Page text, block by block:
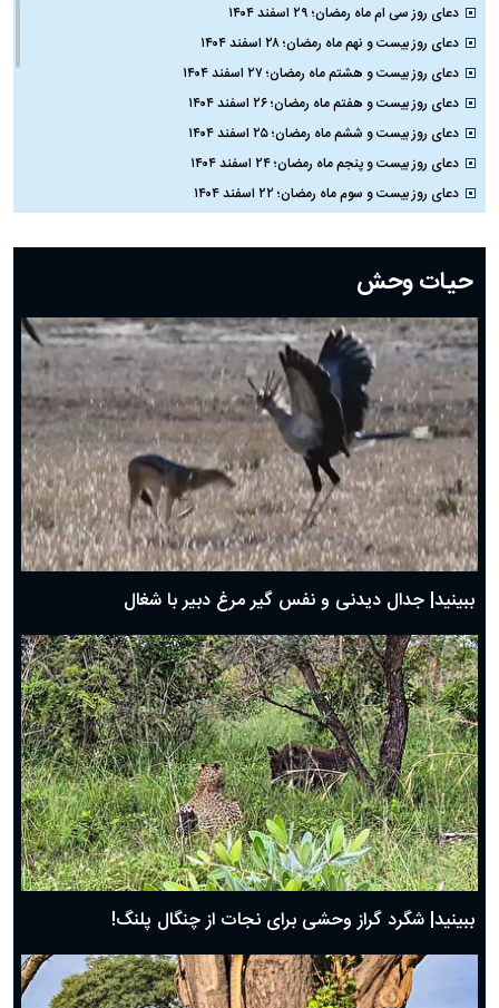
دعای روز سی ام ماه رمضان؛ ۲۹ اسفند ۱۴۰۴
دعای روز بیست و نهم ماه رمضان؛ ۲۸ اسفند ۱۴۰۴
دعای روز بیست و هشتم ماه رمضان؛ ۲۷ اسفند ۱۴۰۴
دعای روز بیست و هفتم ماه رمضان؛ ۲۶ اسفند ۱۴۰۴
دعای روز بیست و ششم ماه رمضان؛ ۲۵ اسفند ۱۴۰۴
دعای روز بیست و پنجم ماه رمضان؛ ۲۴ اسفند ۱۴۰۴
دعای روز بیست و سوم ماه رمضان؛ ۲۲ اسفند ۱۴۰۴
دعای روز بیستم ماه رمضان؛ ۱۹ اسفند ۱۴۰۴
دعای روز هشتم ماه مبارک رمضان؛ ۷ اسفند ماه ۱۴۰۴
دعای روز هفتم ماه رمضان؛ ۶ اسفند ۱۴۰۴
دعای روز ششم ماه رمضان؛ ۵ اسفند ۱۴۰۴
دعای روز پنجم ماه رمضان؛ ۴ اسفند ۱۴۰۴
دعای روز چهارم ماه مبارک رمضان؛ ۳ اسفند ۱۴۰۴
دعای روز سوم ماه مبارک رمضان؛ ۱۴ اسفند ۱۴۰۴
دعای روز دوم ماه مبارک رمضان ۱ اسفند ماه ۱۴۰۴
دعای روز اول ماه مبارک رمضان، ۳۰ بهمن ۱۴۰۴
حضرت زینب(س) چگونه از دنیا رفت؟
بهترین پیامک تبریک روز پدر ۱۴۰۴؛ جملات زیبا و صمیمانه
حیات وحش
ببینید| جدال دیدنی و نفس گیر مرغ دبیر با شغال
ببینید| شگرد گراز وحشی برای نجات از چنگال پلنگ!